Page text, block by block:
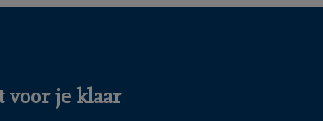
voor je klaar